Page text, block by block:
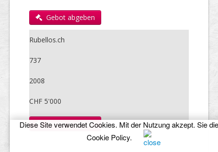
Gebot abgeben
Rubellos.ch
737
2008
CHF 5'000
Gebot abgeben
Diese Site verwendet Cookies. Mit der Nutzung akzept. Sie die
Cookie Policy.